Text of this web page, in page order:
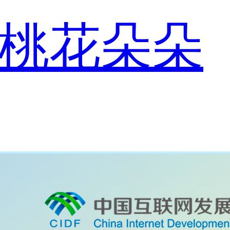
花朵朵